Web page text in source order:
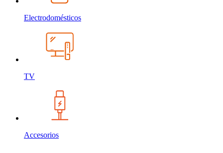
Electrodomésticos
TV
Accesorios